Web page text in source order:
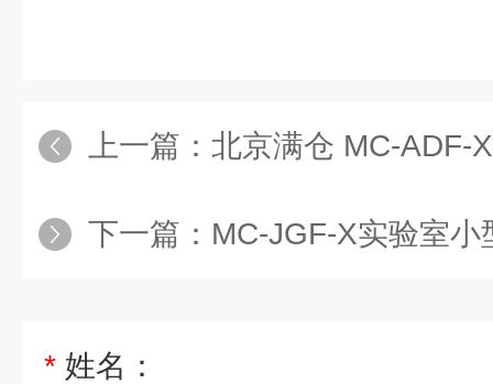
上一篇： 北京满仓 MC-ADF-XL厌
下一篇： MC-JGF-X实验室小型
* 姓名：